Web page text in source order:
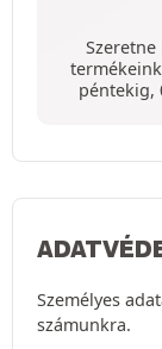
péntekig,
Személyes
számunkra.